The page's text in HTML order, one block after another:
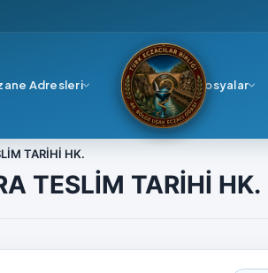
Adresleri Dosyalar
TARİHİ HK.
TESLİM TARİHİ HK.